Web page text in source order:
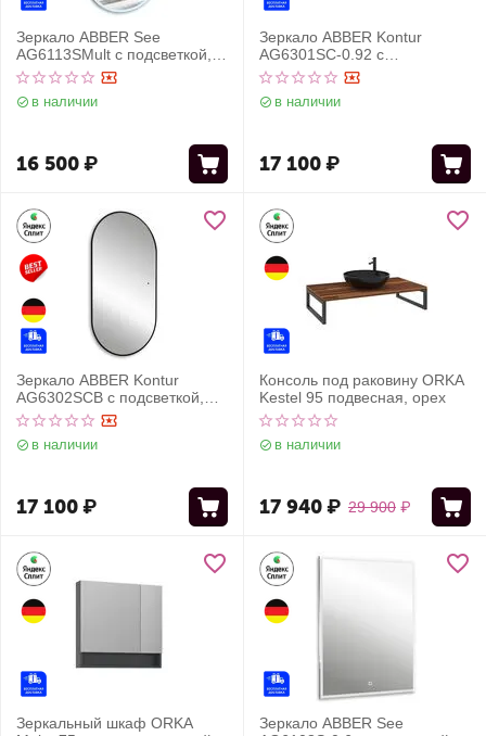
Зеркало ABBER See
AG6113SMult с подсветкой,
сенсорный выключатель,
диммер
в наличии
16 500₽
Зеркало ABBER Kontur
AG6301SC-0.92 с
подсветкой, бесконтактный
выключатель, диммер
в наличии
17 100₽
Зеркало ABBER Kontur
AG6302SCB с подсветкой,
бесконтактный выключатель,
диммер, черный
в наличии
17 100₽
Консоль под раковину ORKA
Kestel 95 подвесная, орех
в наличии
29 900 ₽
17 940₽
Зеркальный шкаф ORKA
Зеркало ABBER See